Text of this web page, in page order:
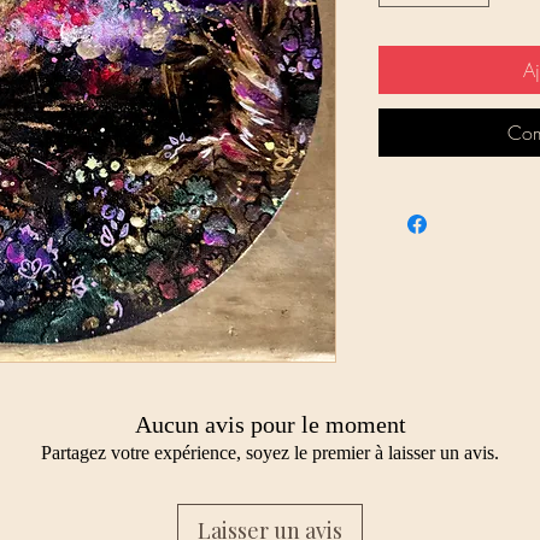
Aucun avis pour le moment
Partagez votre expérience, soyez le premier à laisser un avis.
Laisser un avis